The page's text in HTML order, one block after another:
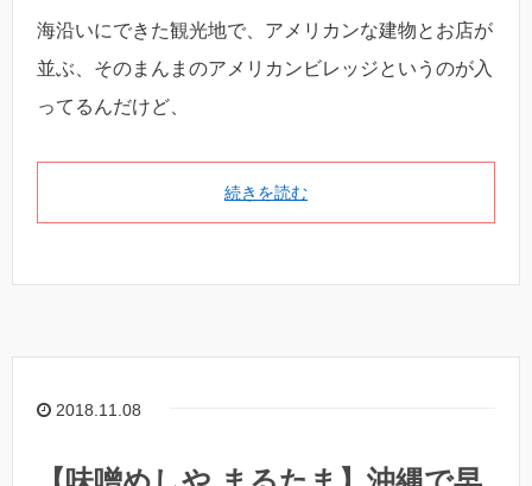
海沿いにできた観光地で、アメリカンな建物とお店が
並ぶ、そのまんまのアメリカンビレッジというのが入
ってるんだけど、
続きを読む
2018.11.08